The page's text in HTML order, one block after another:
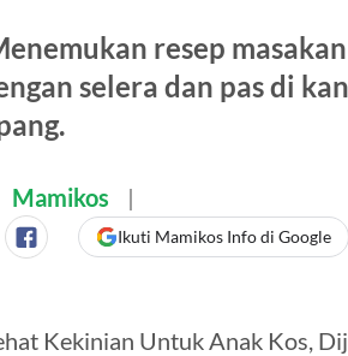
resep
selera dan pas di
Mamikos
Ikuti Mamikos Info di Google
Kekinian Untuk Anak Kos,